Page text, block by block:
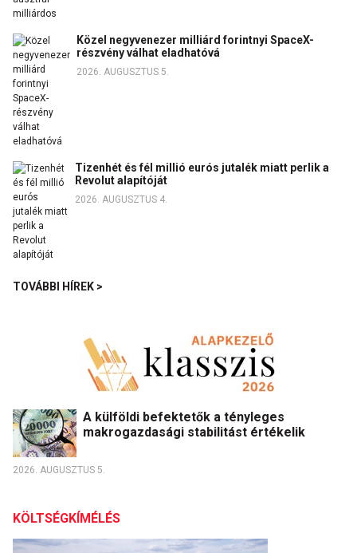
Közel negyvenezer milliárd forintnyi SpaceX-
részvény válhat eladhatóvá
2026. AUGUSZTUS 5.
Tizenhét és fél millió eurós jutalék miatt perlik a
Revolut alapítóját
2026. AUGUSZTUS 4.
TOVÁBBI HÍREK >
A külföldi befektetők a tényleges
makrogazdasági stabilitást értékelik
2026. AUGUSZTUS 5.
KÖLTSÉGKÍMÉLÉS